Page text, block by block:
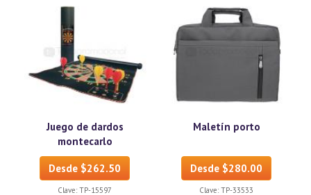
Juego de dardos
montecarlo
Desde $262.50
Clave: TP-15597
Maletín porto
Desde $280.00
Clave: TP-33533